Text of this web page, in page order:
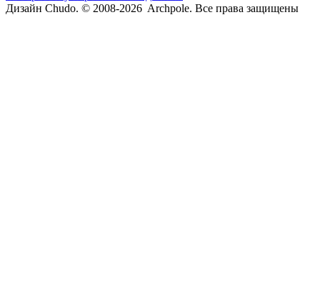
Дизайн Chudo. © 2008-2026 Archpole. Все права защищены